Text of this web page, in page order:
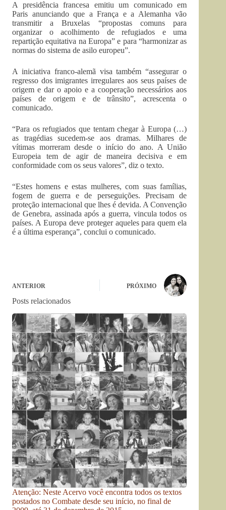
A presidência francesa emitiu um comunicado em
Paris anunciando que a França e a Alemanha vão
transmitir a Bruxelas “propostas comuns para
organizar o acolhimento de refugiados e uma
repartição equitativa na Europa” e para “harmonizar as
normas do sistema de asilo europeu”.
A iniciativa franco-alemã visa também “assegurar o
regresso dos imigrantes irregulares aos seus países de
origem e dar o apoio e a cooperação necessários aos
países de origem e de trânsito”, acrescenta o
comunicado.
“Para os refugiados que tentam chegar à Europa (…)
as tragédias sucedem-se aos dramas. Milhares de
vítimas morreram desde o início do ano. A União
Europeia tem de agir de maneira decisiva e em
conformidade com os seus valores”, diz o texto.
“Estes homens e estas mulheres, com suas famílias,
fogem de guerra e de perseguições. Precisam de
proteção internacional que lhes é devida. A Convenção
de Genebra, assinada após a guerra, vincula todos os
países. A Europa deve proteger aqueles para quem ela
é a última esperança”, conclui o comunicado.
ANTERIOR PRÓXIMO
Posts relacionados
Atenção: Neste Acervo você encontra todos os textos
postados no Combate desde seu início, no final de